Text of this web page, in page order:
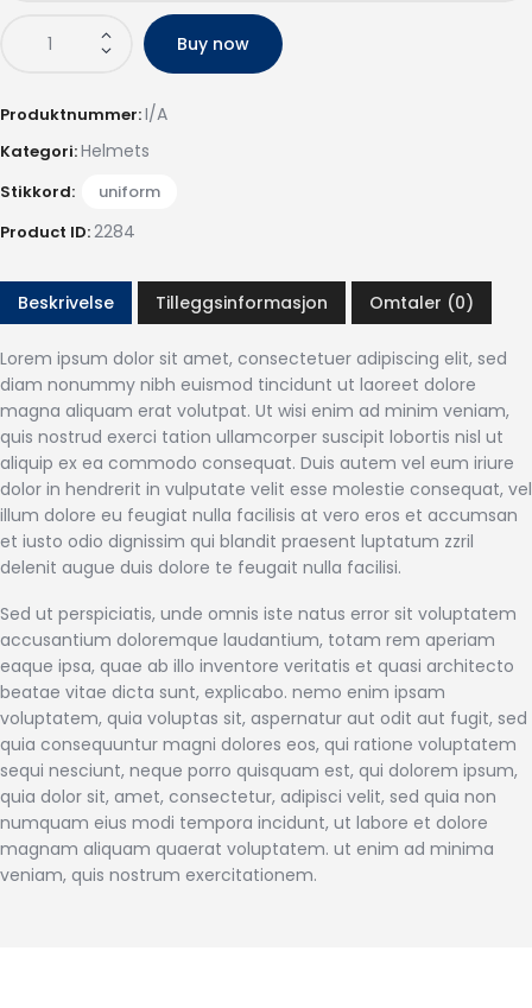
Buy now
Produktnummer:I/A
Kategori:Helmets
Stikkord:
uniform
Product ID:2284
Beskrivelse Tilleggsinformasjon Omtaler (0)
Lorem ipsum dolor sit amet, consectetuer adipiscing elit, sed
diam nonummy nibh euismod tincidunt ut laoreet dolore
magna aliquam erat volutpat. Ut wisi enim ad minim veniam,
quis nostrud exerci tation ullamcorper suscipit lobortis nisl ut
aliquip ex ea commodo consequat. Duis autem vel eum iriure
dolor in hendrerit in vulputate velit esse molestie consequat, vel
illum dolore eu feugiat nulla facilisis at vero eros et accumsan
et iusto odio dignissim qui blandit praesent luptatum zzril
delenit augue duis dolore te feugait nulla facilisi.
Sed ut perspiciatis, unde omnis iste natus error sit voluptatem
accusantium doloremque laudantium, totam rem aperiam
eaque ipsa, quae ab illo inventore veritatis et quasi architecto
beatae vitae dicta sunt, explicabo. nemo enim ipsam
voluptatem, quia voluptas sit, aspernatur aut odit aut fugit, sed
quia consequuntur magni dolores eos, qui ratione voluptatem
sequi nesciunt, neque porro quisquam est, qui dolorem ipsum,
quia dolor sit, amet, consectetur, adipisci velit, sed quia non
numquam eius modi tempora incidunt, ut labore et dolore
magnam aliquam quaerat voluptatem. ut enim ad minima
veniam, quis nostrum exercitationem.